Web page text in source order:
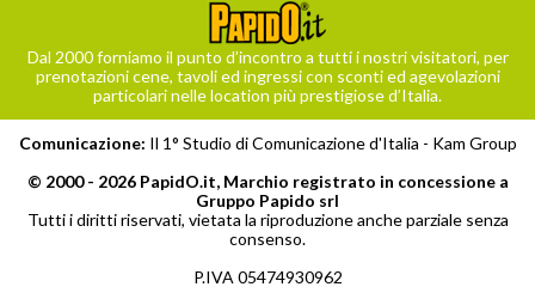
Dal 2000 forniamo il punto d’incontro a tutti i nostri visitatori, per
prenotazioni cene, tavoli ed ingressi con sconti ed agevolazioni
particolari nelle location più prestigiose d’Italia.
Comunicazione: Il 1° Studio di Comunicazione d'Italia - Kam Group
© 2000 - 2026 PapidO.it, Marchio registrato in concessione a
Gruppo Papido srl
Tutti i diritti riservati, vietata la riproduzione anche parziale senza
consenso.
P.IVA 05474930962